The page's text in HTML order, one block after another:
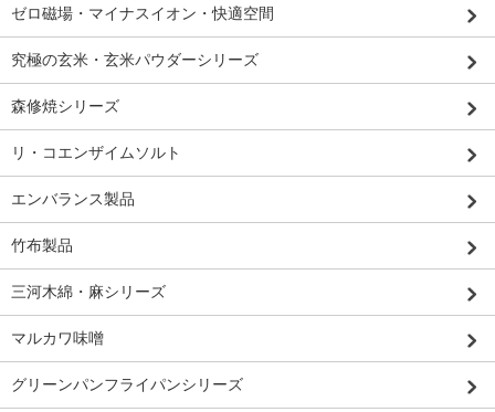
ゼロ磁場・マイナスイオン・快適空間
究極の玄米・玄米パウダーシリーズ
森修焼シリーズ
リ・コエンザイムソルト
エンバランス製品
竹布製品
三河木綿・麻シリーズ
マルカワ味噌
グリーンパンフライパンシリーズ